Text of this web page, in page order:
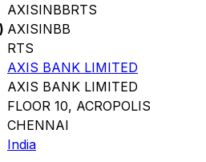
AXISINBBRTS
AXISINBB
RTS
AXIS BANK LIMITED
AXIS BANK LIMITED
FLOOR 10, ACROPOLIS
CHENNAI
India